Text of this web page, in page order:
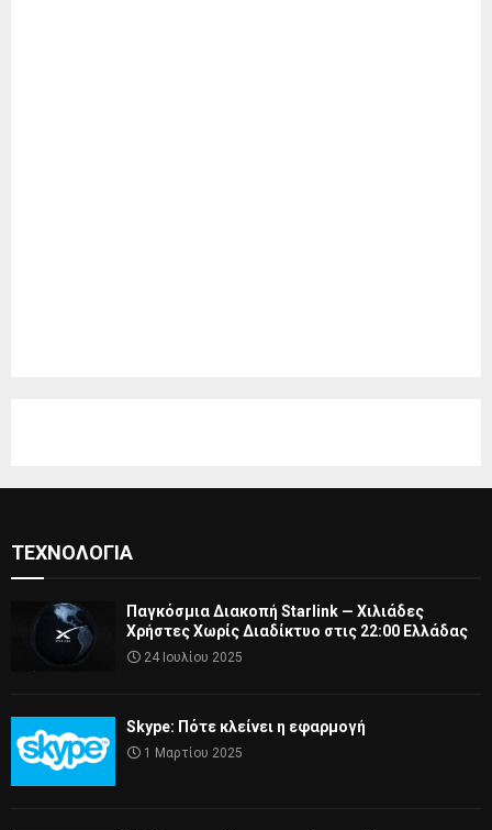
ΤΕΧΝΟΛΟΓΊΑ
Παγκόσμια Διακοπή Starlink — Χιλιάδες
Χρήστες Χωρίς Διαδίκτυο στις 22:00 Ελλάδας
24 Ιουλίου 2025
Skype: Πότε κλείνει η εφαρμογή
1 Μαρτίου 2025